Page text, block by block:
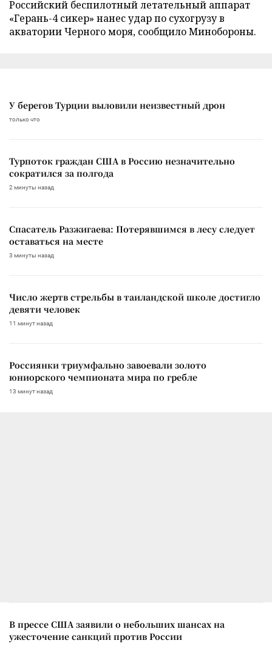
Российский беспилотный летательный аппарат
«Герань-4 сикер» нанес удар по сухогрузу в
акватории Черного моря, сообщило Минобороны.
У берегов Турции выловили неизвестный дрон
только что
Турпоток граждан США в Россию незначительно
сократился за полгода
2 минуты назад
Спасатель Разжигаева: Потерявшимся в лесу следует
оставаться на месте
3 минуты назад
Число жертв стрельбы в таиландской школе достигло
девяти человек
11 минут назад
Россиянки триумфально завоевали золото
юниорского чемпионата мира по гребле
13 минут назад
В прессе США заявили о небольших шансах на
ужесточение санкций против России